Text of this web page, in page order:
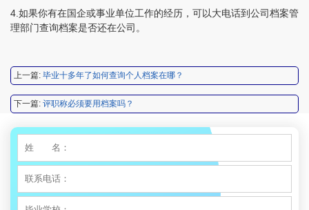
4.如果你有在国企或事业单位工作的经历，可以大电话到公司档案管
理部门查询档案是否还在公司。
上一篇: 毕业十多年了如何查询个人档案在哪？
下一篇: 评职称必须要用档案吗？
王小姐 181****2354 【申请成功】
陈先生 158****3306
王小姐 185****2848 【申请成功】
陈先生 189****1098
李先生 135****3338
程女士 134****3518 【申请成功】